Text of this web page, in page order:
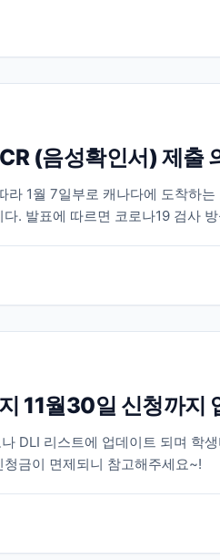
(음성확인서) 제출
라 1월 7일부로 캐나다에 도착하
다. 발표에 따르면 코로나19 검사
11월30일 신청까지
DLI 리스트에 업데이트 되며 학
금이 면제되니 참고해주세요~!